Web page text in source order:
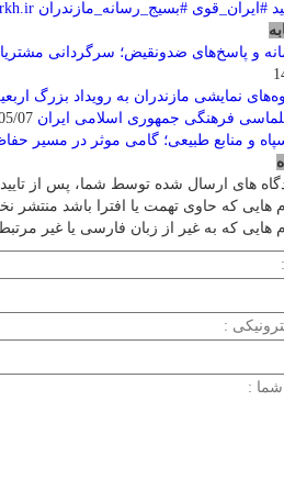
#ایران_قوی #بسیج_رسانه_مازندران
و پاسخ‌های ضدونقیض؛ سرگردانی
نمایشی مازندران به رویداد بزرگ
فرهنگی جمهوری اسلامی ایران
و منابع طبیعی؛ گامی موثر در مسیر
های ارسال شده توسط شما، پس از
هایی که حاوی تهمت یا افترا باشد منتشر
هایی که به غیر از زبان فارسی یا غیر